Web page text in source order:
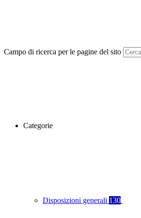
Campo di ricerca per le pagine del sito
Categorie
Disposizioni generali 130